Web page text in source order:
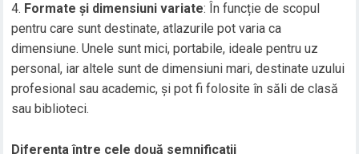
Formate și dimensiuni variate: În funcție de scopul
pentru care sunt destinate, atlazurile pot varia ca
dimensiune. Unele sunt mici, portabile, ideale pentru uz
personal, iar altele sunt de dimensiuni mari, destinate uzului
profesional sau academic, și pot fi folosite în săli de clasă
sau biblioteci.
Diferența între cele două semnificații